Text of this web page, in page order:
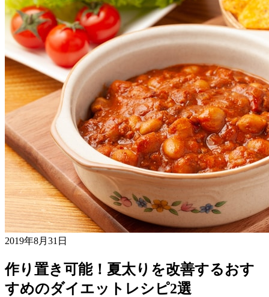
2019年8月31日
作り置き可能！夏太りを改善するおす
すめのダイエットレシピ2選